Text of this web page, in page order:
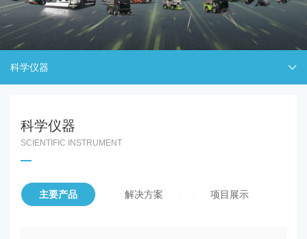
科学仪器
科学仪器
SCIENTIFIC INSTRUMENT
主要产品 解决方案 项目展示